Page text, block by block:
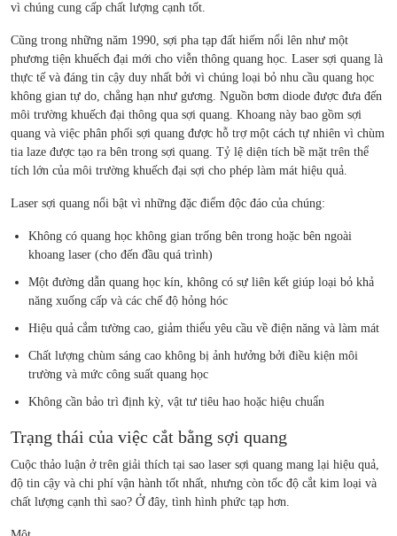
vì chúng cung cấp chất lượng cạnh tốt.
Cũng trong những năm 1990, sợi pha tạp đất hiếm nổi lên như một
phương tiện khuếch đại mới cho viễn thông quang học. Laser sợi quang là
thực tế và đáng tin cậy duy nhất bởi vì chúng loại bỏ nhu cầu quang học
không gian tự do, chẳng hạn như gương. Nguồn bơm diode được đưa đến
môi trường khuếch đại thông qua sợi quang. Khoang này bao gồm sợi
quang và việc phân phối sợi quang được hỗ trợ một cách tự nhiên vì chùm
tia laze được tạo ra bên trong sợi quang. Tỷ lệ diện tích bề mặt trên thể
tích lớn của môi trường khuếch đại sợi cho phép làm mát hiệu quả.
Laser sợi quang nổi bật vì những đặc điểm độc đáo của chúng:
Không có quang học không gian trống bên trong hoặc bên ngoài
khoang laser (cho đến đầu quá trình)
Một đường dẫn quang học kín, không có sự liên kết giúp loại bỏ khả
năng xuống cấp và các chế độ hỏng hóc
Hiệu quả cắm tường cao, giảm thiểu yêu cầu về điện năng và làm mát
Chất lượng chùm sáng cao không bị ảnh hưởng bởi điều kiện môi
trường và mức công suất quang học
Không cần bảo trì định kỳ, vật tư tiêu hao hoặc hiệu chuẩn
Trạng thái của việc cắt bằng sợi quang
Cuộc thảo luận ở trên giải thích tại sao laser sợi quang mang lại hiệu quả,
độ tin cậy và chi phí vận hành tốt nhất, nhưng còn tốc độ cắt kim loại và
chất lượng cạnh thì sao? Ở đây, tình hình phức tạp hơn.